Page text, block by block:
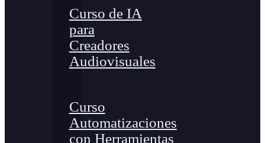
Curso de IA
para
Creadores
Audiovisuales
Curso
Automatizaciones
con Herramientas